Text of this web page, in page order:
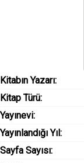
Kitabın Yazarı:
Kitap Türü:
Yayınevi:
Yayınlandığı Yıl:
Sayfa Sayısı: